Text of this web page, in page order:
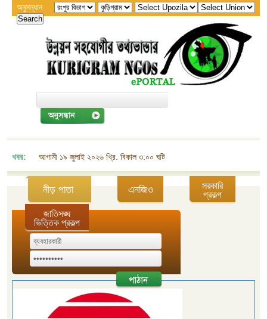
অনুসন্ধান
খবর: আগামী ১৯ জুলাই ২০২৬ খ্রি. বিকাল ৩:০০ ঘটিকায় জেলা এনজিও বিষয়ক সমন্বয়
নীড় পাতা এনজিও
সরকারি
প্রকল্প
জাতিসঙ্ঘ
ভিত্তিক প্রকল্প